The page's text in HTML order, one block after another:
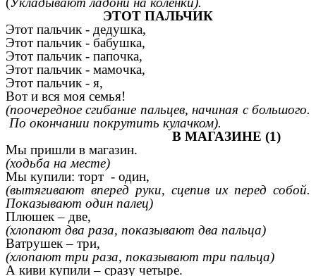
ЭТОТ ПАЛЬЧИК
Этот пальчик - дедушка,
Этот пальчик - бабушка,
Этот пальчик - папочка,
Этот пальчик - мамочка,
Этот пальчик - я,
Вот и вся моя семья!
(поочередное сгибание пальцев, начиная с большого.
По окончании покрутить кулачком).
В МАГАЗИНЕ (1)
Мы пришли в магазин.
(ходьба на месте)
Мы купили: торт - один,
(вытягивают вперед руки, сцепив их перед собой.
Показывают один палец)
Плюшек – две,
(хлопают два раза, показывают два пальца)
Ватрушек – три,
(хлопают три раза, показывают три пальца)
А киви купили – сразу четыре.